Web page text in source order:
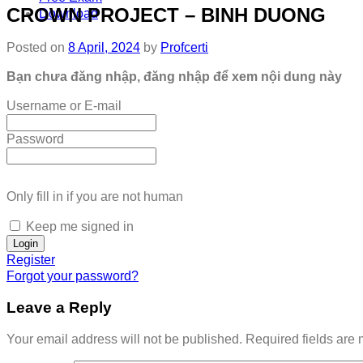
Download
CROWN PROJECT – BINH DUONG
Posted on 8 April, 2024 by Profcerti
Bạn chưa đăng nhập, đăng nhập để xem nội dung này
Username or E-mail
Password
Only fill in if you are not human
Keep me signed in
Register
Forgot your password?
Leave a Reply
Your email address will not be published. Required fields are